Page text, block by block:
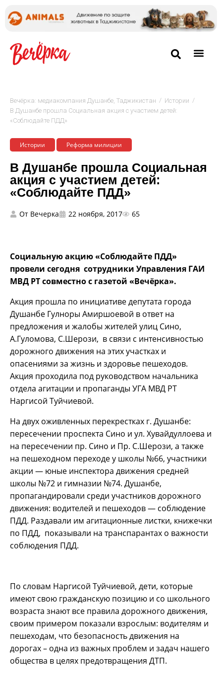
Вечёрка: медиакомпания Душанбе, Таджикистан / Истории /
В Душанбе прошла Социальная акция с участием детей:
«Соблюдайте ПДД»
Истории Реформа милиции
В Душанбе прошла Социальная
акция с участием детей:
«Соблюдайте ПДД»
От Вечерка 22 ноября, 2017 65
Социальную акцию «Соблюдайте ПДД»
провели сегодня сотрудники Управления ГАИ
МВД РТ совместно с газетой «Вечёрка».
Акция прошла по инициативе депутата города
Душанбе Гулноры Амиршоевой в ответ на
предложения и жалобы жителей улиц Сино,
А.Гуломова, С.Шерози, в связи с интенсивностью
дорожного движения на этих участках и
опасениями за жизнь и здоровье пешеходов.
Акция проходила под руководством начальника
отдела агитации и пропаганды УГА МВД РТ
Наргисой Туйчиевой.
На двух оживленных перекрестках г. Душанбе:
пересечении проспекта Сино и ул. Хувайдуллоева и
на пересечении пр. Сино и Пр. С.Шерози, а также
на пешеходном переходе у школы №66, участники
акции — юные инспектора движения средней
школы №72 и гимназии №74. Душанбе,
пропагандировали среди участников дорожного
движения: водителей и пешеходов — соблюдение
ПДД. Раздавали им агитационные листки, книжечки
по ПДД, показывали на транспарантах о важности
соблюдения ПДД.
По словам Наргисой Туйчиевой, дети, которые
имеют свою гражданскую позицию и со школьного
возраста знают все правила дорожного движения,
своим примером показали взрослым: водителям и
пешеходам, что безопасность движения на
дорогах – одна из важных проблем и задач нашего
общества в целях предотвращения ДТП.